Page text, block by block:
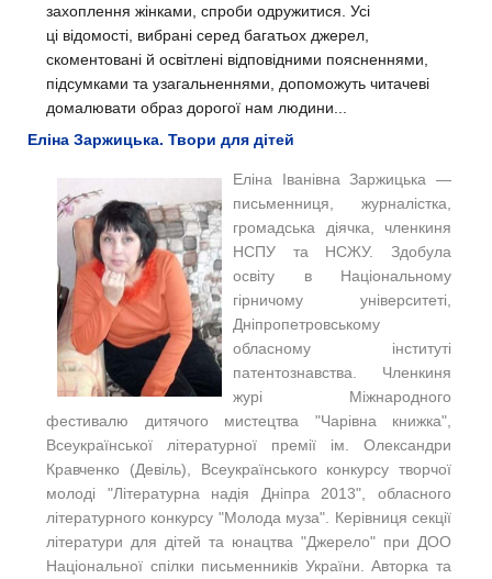
захоплення жінками, спроби одружитися. Усі
ці відомості, вибрані серед багатьох джерел,
скоментовані й освітлені відповідними поясненнями,
підсумками та узагальненнями, допоможуть читачеві
домалювати образ дорогої нам людини...
Еліна Заржицька. Твори для дітей
Еліна Іванівна Заржицька —
письменниця, журналістка,
громадська діячка, членкиня
НСПУ та НСЖУ. Здобула
освіту в Національному
гірничому університеті,
Дніпропетровському
обласному інституті
патентознавства. Членкиня
журі Міжнародного
фестивалю дитячого мистецтва "Чарівна книжка",
Всеукраїнської літературної премії ім. Олександри
Кравченко (Девіль), Всеукраїнського конкурсу творчої
молоді "Літературна надія Дніпра 2013", обласного
літературного конкурсу "Молода муза". Керівниця секції
літератури для дітей та юнацтва "Джерело" при ДОО
Національної спілки письменників України. Авторка та